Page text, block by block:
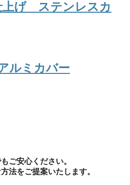
上げ ステンレスカ
ルミカバー
ご安心ください。
法をご提案いたします。